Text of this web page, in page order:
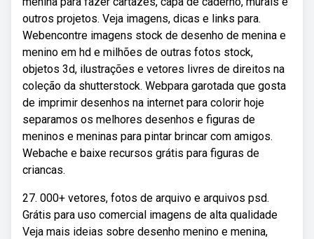
outros projetos. Veja imagens, dicas e links para.
Webencontre imagens stock de desenho de menina e
menino em hd e milhões de outras fotos stock,
objetos 3d, ilustrações e vetores livres de direitos na
coleção da shutterstock. Webpara garotada que gosta
de imprimir desenhos na internet para colorir hoje
separamos os melhores desenhos e figuras de
meninos e meninas para pintar brincar com amigos.
Webache e baixe recursos grátis para figuras de
criancas.
27. 000+ vetores, fotos de arquivo e arquivos psd.
Grátis para uso comercial imagens de alta qualidade
Veja mais ideias sobre desenho menino e menina,